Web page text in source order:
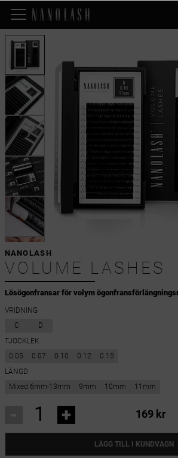
Lösögonfransar för volym
NANOLASH
VOLUME LASHES
VRIDNING
C
D
TJOCKLEK
0.05
0.07 0.10 0.12
0.15
LÄNGD
Mixed 6mm-13mm
9mm 10mm 11mm
+ 169 kr
LÄGG TILL I KUNDVAGN